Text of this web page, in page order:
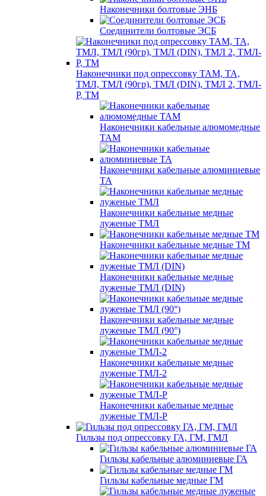
Наконечники болтовые ЭНБ
Соединители болтовые ЭСБ
Наконечники под опрессовку ТАМ, ТА,
ТМЛ, ТМЛ (90гр), ТМЛ (DIN), ТМЛ 2, ТМЛ-
Р, ТМ
Наконечники кабельные алюмомедные
ТАМ
Наконечники кабельные алюминиевые
ТА
Наконечники кабельные медные
луженые ТМЛ
Наконечники кабельные медные ТМ
Наконечники кабельные медные
луженые ТМЛ (DIN)
Наконечники кабельные медные
луженые ТМЛ (90°)
Наконечники кабельные медные
луженые ТМЛ-2
Наконечники кабельные медные
луженые ТМЛ-Р
Гильзы под опрессовку ГА, ГМ, ГМЛ
Гильзы кабельные алюминиевые ГА
Гильзы кабельные медные ГМ